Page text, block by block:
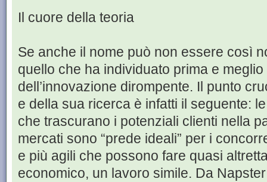
Il cuore della teoria
Se anche il nome può non essere così
quello che ha individuato prima e meglio
dell’innovazione dirompente. Il punto
e della sua ricerca è infatti il seguente:
che trascurano i potenziali clienti nella
mercati sono “prede ideali” per i
e più agili che possono fare quasi
economico, un lavoro simile. Da